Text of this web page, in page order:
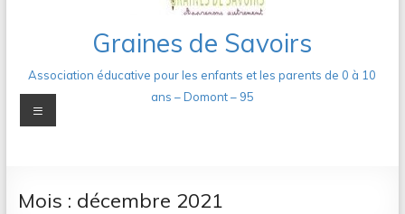
Graines de Savoirs
Association éducative pour les enfants et les parents de 0 à 10
ans – Domont – 95
Menu
Mois : décembre 2021